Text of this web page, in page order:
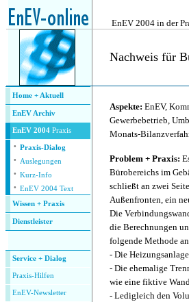
EnEV 2004 in der
Nachweis für
Home + Aktuell
EnEV Archiv
EnEV 2004 Praxis
· Praxis-Dialog
· Auslegungen
· Kurz-Info
· EnEV 2004 Text
Wissen + Praxis
Dienstleister
Service + Dialog
Praxis-Hilfen
EnEV-Newsletter
Aspekte: EnEV,
Gewerbebetrieb,
Monats-
Problem + Praxis:
Bürobereichs im
schließt an zwei
Außenfronten, ein
Die
die Berechnungen
folgende Methode
- Die
- Die ehemalige
wie eine fiktive
- Ledigleich den